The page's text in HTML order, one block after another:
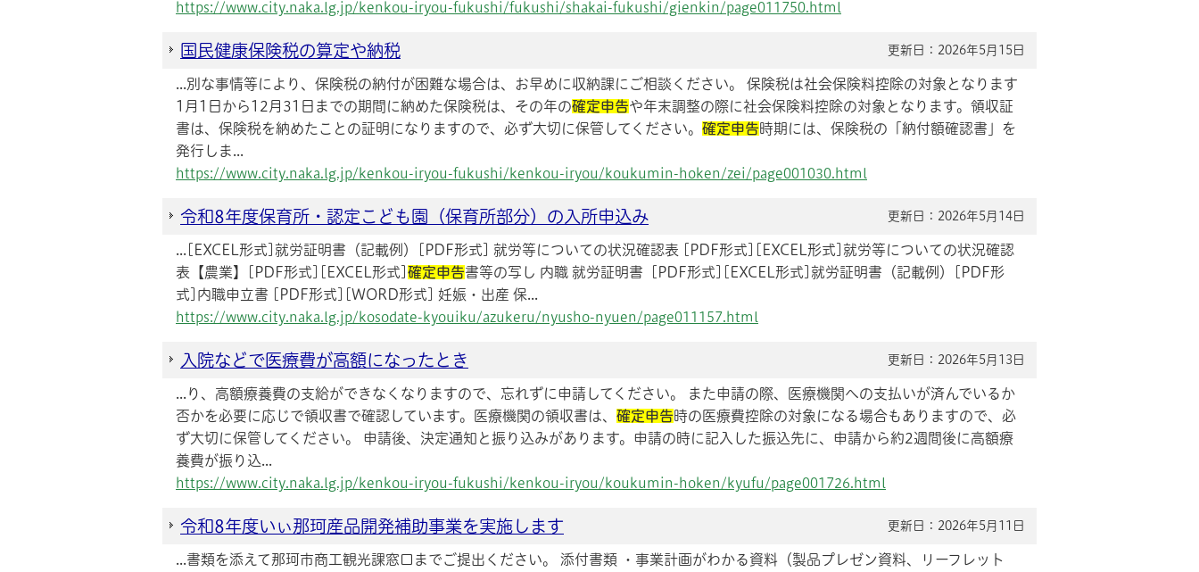
https://www.city.naka.lg.jp/kenkou-iryou-fukushi/fukushi/shakai-fukushi/gienkin/page011750.html
国民健康保険税の算定や納税 更新日：2026年5月15日
...別な事情等により、保険税の納付が困難な場合は、お早めに収納課にご相談ください。 保険税は社会保険料控除の対象となります
1月1日から12月31日までの期間に納めた保険税は、その年の確定申告や年末調整の際に社会保険料控除の対象となります。領収証
書は、保険税を納めたことの証明になりますので、必ず大切に保管してください。 確定申告時期には、保険税の「納付額確認書」を
発行しま...
https://www.city.naka.lg.jp/kenkou-iryou-fukushi/kenkou-iryou/koukumin-hoken/zei/page001030.html
令和8年度保育所・認定こども園（保育所部分）の入所申込み 更新日：2026年5月14日
...[EXCEL形式]就労証明書（記載例）[PDF形式] 就労等についての状況確認表 [PDF形式][EXCEL形式]就労等についての状況確認
表【農業】[PDF形式][EXCEL形式] 確定申告書等の写し 内職 就労証明書 [PDF形式][EXCEL形式]就労証明書（記載例）[PDF形
式]内職申立書 [PDF形式][WORD形式] 妊娠・出産 保...
https://www.city.naka.lg.jp/kosodate-kyouiku/azukeru/nyusho-nyuen/page011157.html
入院などで医療費が高額になったとき 更新日：2026年5月13日
...り、高額療養費の支給ができなくなりますので、忘れずに申請してください。 また申請の際、医療機関への支払いが済んでいるか
否かを必要に応じで領収書で確認しています。医療機関の領収書は、 確定申告時の医療費控除の対象になる場合もありますので、必
ず大切に保管してください。 申請後、決定通知と振り込みがあります。申請の時に記入した振込先に、申請から約2週間後に高額療
養費が振り込...
https://www.city.naka.lg.jp/kenkou-iryou-fukushi/kenkou-iryou/koukumin-hoken/kyufu/page001726.html
令和8年度いぃ那珂産品開発補助事業を実施します 更新日：2026年5月11日
...書類を添えて那珂市商工観光課窓口までご提出ください。 添付書類 ・事業計画がわかる資料（製品プレゼン資料、リーフレット